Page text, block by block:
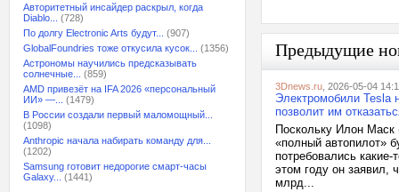
Авторитетный инсайдер раскрыл, когда
Diablo...
(728)
По долгу Electronic Arts будут...
(907)
GlobalFoundries тоже откусила кусок...
(1356)
Астрономы научились предсказывать
солнечные...
(859)
AMD привезёт на IFA 2026 «персональный
ИИ» —...
(1479)
В России создали первый маломощный...
(1098)
Anthropic начала набирать команду для...
(1202)
Samsung готовит недорогие смарт-часы
Galaxy...
(1441)
Предыдущие
3Dnews.ru , 2026-05-04
Электромобили Tesla
позволит им
Поскольку Илон Маск
«полный автопилот»
потребовались
этом году он заявил,
млрд...